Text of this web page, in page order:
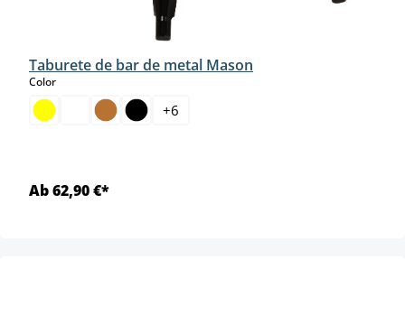
Taburete de bar de metal Mason
Colorselect
+6
Ab 62,90 €*